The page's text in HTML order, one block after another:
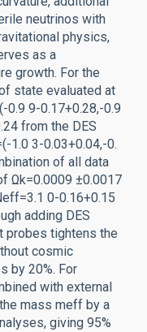
neutrinos with
physics,
as a
growth. For the
state evaluated at
9-0.17+0.28,-0.9
from the DES
1.0 3-0.03+0.04,-0.
of all data
Ωk=0.0009 ±0.0017
0-0.16+0.15
adding DES
probes tightens the
cosmic
by 20%. For
with external
mass meff by a
giving 95%